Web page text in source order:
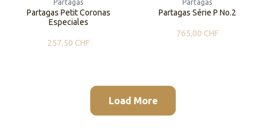
Partagas
Partagas Petit Coronas
Especiales
257,50 CHF
Partagas
Partagas Série P No.2
765,00 CHF
Load More